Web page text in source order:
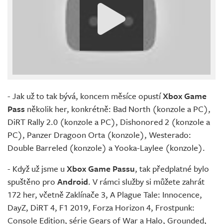
- Jak už to tak bývá, koncem měsíce opustíXbox Game
Pass několik her, konkrétně: Bad North (konzole a PC),
DiRT Rally 2.0 (konzole a PC), Dishonored 2 (konzole a
PC), Panzer Dragoon Orta (konzole), Westerado:
Double Barreled (konzole) a Yooka-Laylee (konzole).
- Když už jsme u Xbox Game Passu, tak předplatné bylo
spuštěno pro Android. V rámci služby si můžete zahrát
172 her, včetně Zaklínače 3, A Plague Tale: Innocence,
DayZ, DiRT 4, F1 2019, Forza Horizon 4, Frostpunk:
Console Edition, série Gears of War a Halo, Grounded,